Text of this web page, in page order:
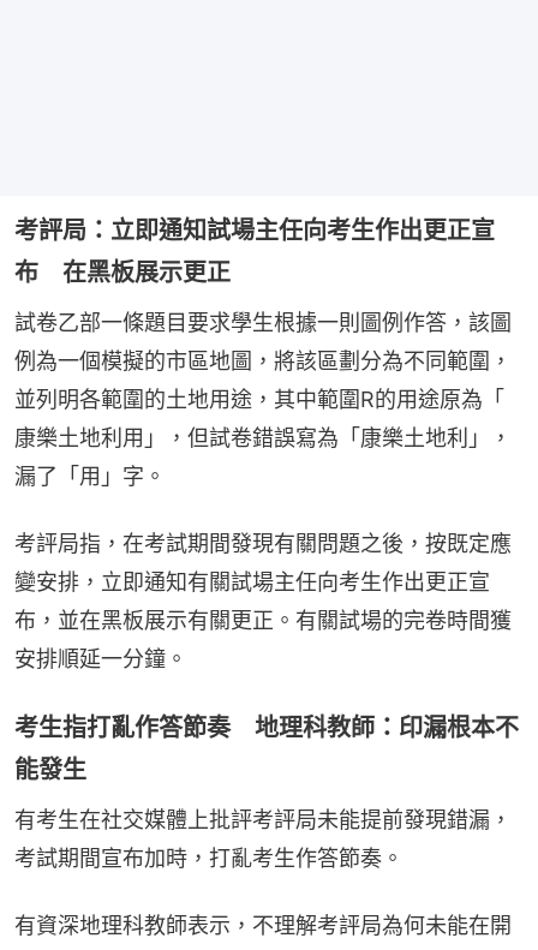
考評局：立即通知試場主任向考生作出更正宣
布 在黑板展示更正
試卷乙部一條題目要求學生根據一則圖例作答，該圖
例為一個模擬的市區地圖，將該區劃分為不同範圍，
並列明各範圍的土地用途，其中範圍R的用途原為「
康樂土地利用」，但試卷錯誤寫為「康樂土地利」，
漏了「用」字。
考評局指，在考試期間發現有關問題之後，按既定應
變安排，立即通知有關試場主任向考生作出更正宣
布，並在黑板展示有關更正。有關試場的完卷時間獲
安排順延一分鐘。
考生指打亂作答節奏 地理科教師：印漏根本不
能發生
有考生在社交媒體上批評考評局未能提前發現錯漏，
考試期間宣布加時，打亂考生作答節奏。
有資深地理科教師表示，不理解考評局為何未能在開